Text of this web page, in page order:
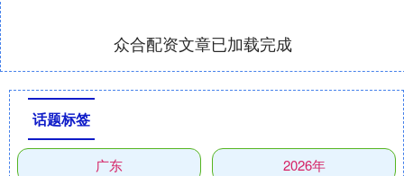
众合配资文章已加载完成
话题标签
广东 2026年